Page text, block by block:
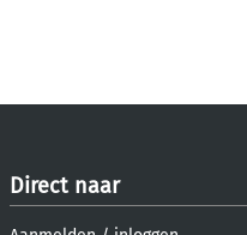
Direct naar